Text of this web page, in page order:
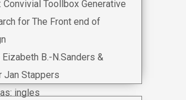
Convivial Toollbox Generative
for The Front end of
Eizabeth B.-N.Sanders &
Jan Stappers
ingles